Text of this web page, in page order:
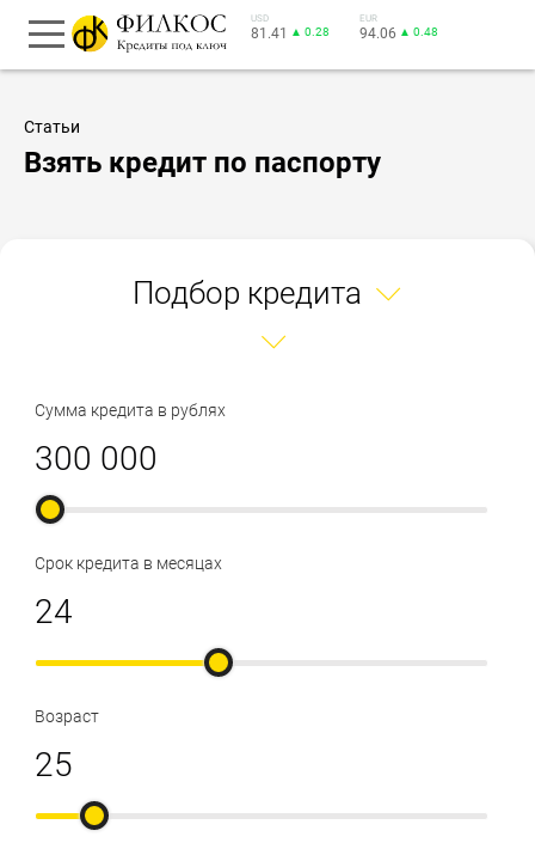
USD
81.41 ▲ 0.28
EUR
94.06 ▲ 0.48
Статьи
Взять кредит по паспорту
Подбор кредита
Сумма кредита в рублях
Срок кредита в месяцах
Возраст